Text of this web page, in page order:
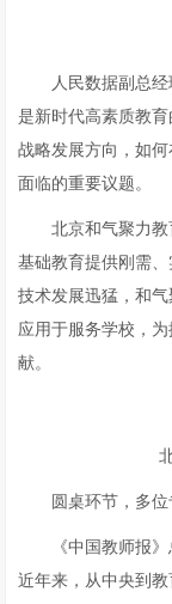
人民数据副总
是新时代高素质教
战略发展方向，如
面临的重要议题。
北京和气聚力
基础教育提供刚需
技术发展迅猛，和
应用于服务学校，
献。
圆桌环节，多
《中国教师报
近年来，从中央到